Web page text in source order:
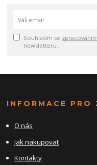
Souhlasím se
newsletteru.
INFORMACE PRO
O nás
Jak nakupovat
Kontakty